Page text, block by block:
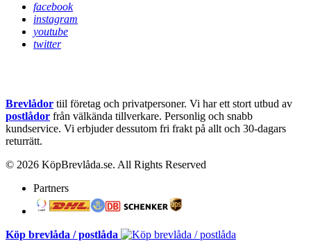
facebook
instagram
youtube
twitter
Brevlådor tiil företag och privatpersoner. Vi har ett stort utbud av
postlådor från välkända tillverkare. Personlig och snabb
kundservice. Vi erbjuder dessutom fri frakt på allt och 30-dagars
returrätt.
© 2026 KöpBrevlåda.se. All Rights Reserved
Partners
Köp brevlåda / postlåda